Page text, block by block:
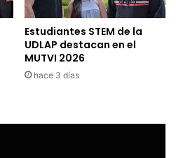
Estudiantes STEM de la
UDLAP destacan en el
MUTVI 2026
hace 3 días